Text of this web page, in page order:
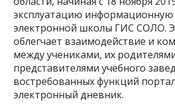
эксплуатацию информационную
электронной школы ГИС СОЛО.
облегчает взаимодействие и
между учениками, их
представителями учебного
востребованных функций
электронный дневник.